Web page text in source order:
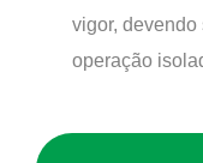
vigor,
operação